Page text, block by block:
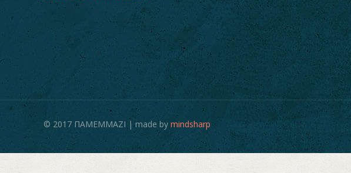
© 2017 ΠΑΜΕΜΜΑΖΙ | made by mindsharp